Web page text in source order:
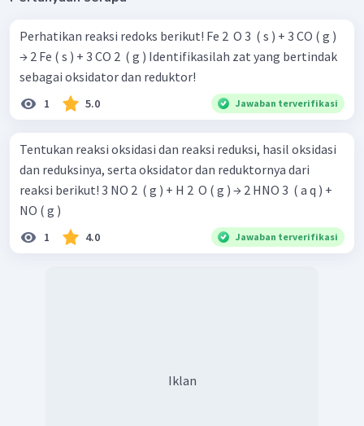
Perhatikan reaksi redoks berikut! Fe 2 ​ O 3 ​ ( s ) + 3 CO ( g )
→ 2 Fe ( s ) + 3 CO 2 ​ ( g ) Identifikasilah zat yang bertindak
sebagai oksidator dan reduktor!
1 5.0 Jawaban terverifikasi
Tentukan reaksi oksidasi dan reaksi reduksi, hasil oksidasi
dan reduksinya, serta oksidator dan reduktornya dari
reaksi berikut! 3 NO 2 ​ ( g ) + H 2 ​ O ( g ) → 2 HNO 3 ​ ( a q ) +
NO ( g )
1 4.0 Jawaban terverifikasi
Iklan